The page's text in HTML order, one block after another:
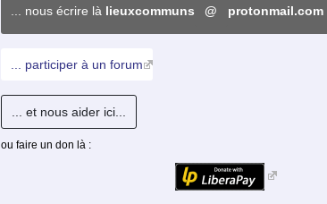
... nous écrire là lieuxcommuns @ protonmail.com
... participer à un forum
... et nous aider ici...
ou faire un don là :